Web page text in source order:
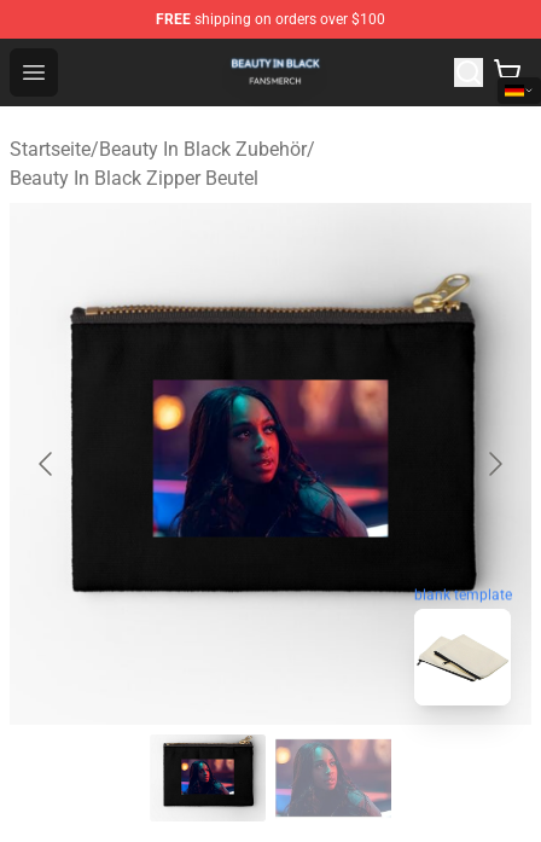
FREE shipping on orders over $100
Open menu
Beauty In Black Shop - Official Beauty In Black
Startseite/Beauty In Black Zubehör/
Beauty In Black Zipper Beutel
blank template